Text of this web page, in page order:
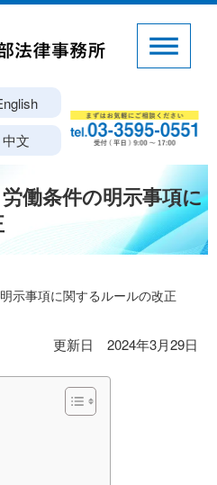
中文
働条件の明示事項に
示事項に関するルールの改正
更新日 2024年3月29日